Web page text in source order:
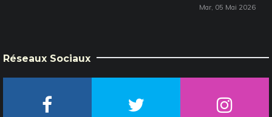
Mar, 05 Mai 2026
Réseaux Sociaux